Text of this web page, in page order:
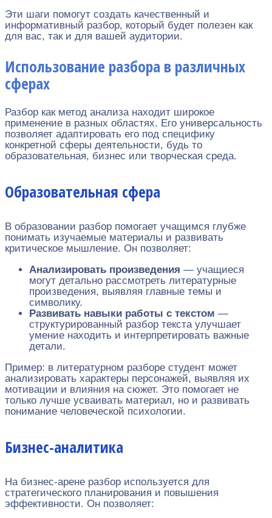
Эти шаги помогут создать качественный и
информативный разбор, который будет полезен как
для вас, так и для вашей аудитории.
Использование разбора в различных
сферах
Разбор как метод анализа находит широкое
применение в разных областях. Его универсальность
позволяет адаптировать его под специфику
конкретной сферы деятельности, будь то
образовательная, бизнес или творческая среда.
Образовательная сфера
В образовании разбор помогает учащимся глубже
понимать изучаемые материалы и развивать
критическое мышление. Он позволяет:
Анализировать произведения — учащиеся
могут детально рассмотреть литературные
произведения, выявляя главные темы и
символику.
Развивать навыки работы с текстом —
структурированный разбор текста улучшает
умение находить и интерпретировать важные
детали.
Пример: в литературном разборе студент может
анализировать характеры персонажей, выявляя их
мотивации и влияния на сюжет. Это помогает не
только лучше усваивать материал, но и развивать
понимание человеческой психологии.
Бизнес-аналитика
На бизнес-арене разбор используется для
стратегического планирования и повышения
эффективности. Он позволяет: